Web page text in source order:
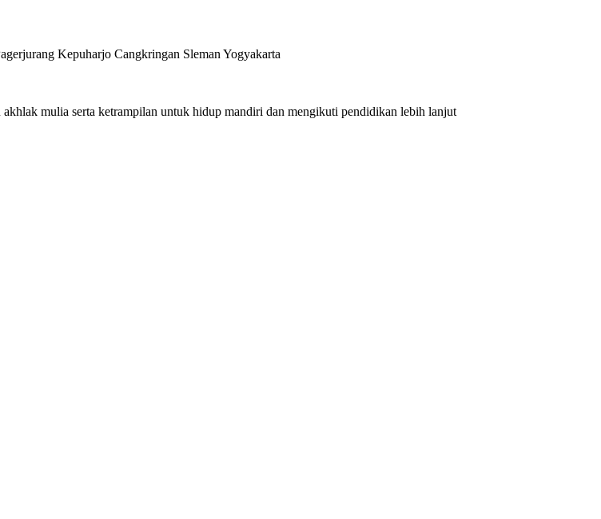
Kepuharjo Cangkringan Sleman Yogyakarta
mulia serta ketrampilan untuk hidup mandiri dan mengikuti pendidikan lebih lanjut